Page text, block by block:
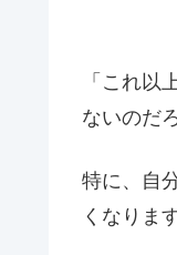
「これ以
ないのだ
特に、自
くなります